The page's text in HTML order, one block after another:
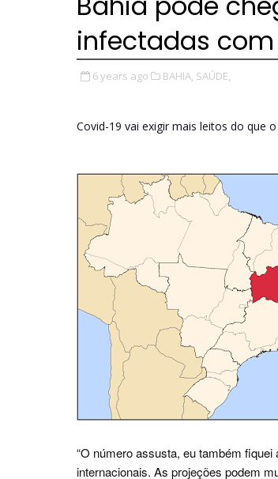
infectadas
6 years ago BAHIA, SAÚDE,
Covid-19 vai exigir mais leitos do que
“O número assusta, eu também
internacionais. As projeções podem